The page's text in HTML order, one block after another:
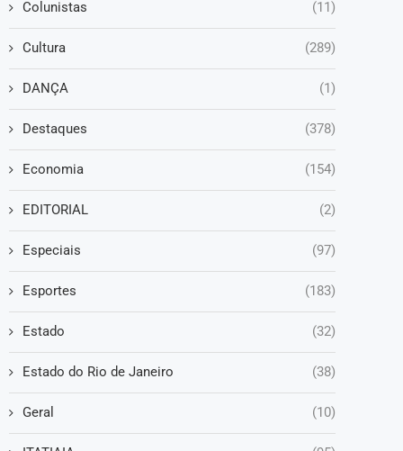
Colunistas (11)
Cultura (289)
DANÇA (1)
Destaques (378)
Economia (154)
EDITORIAL (2)
Especiais (97)
Esportes (183)
Estado (32)
Estado do Rio de Janeiro (38)
Geral (10)